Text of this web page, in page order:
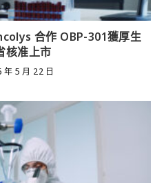
合作 OBP-301獲厚生
核准上市
年 5 月 22 日